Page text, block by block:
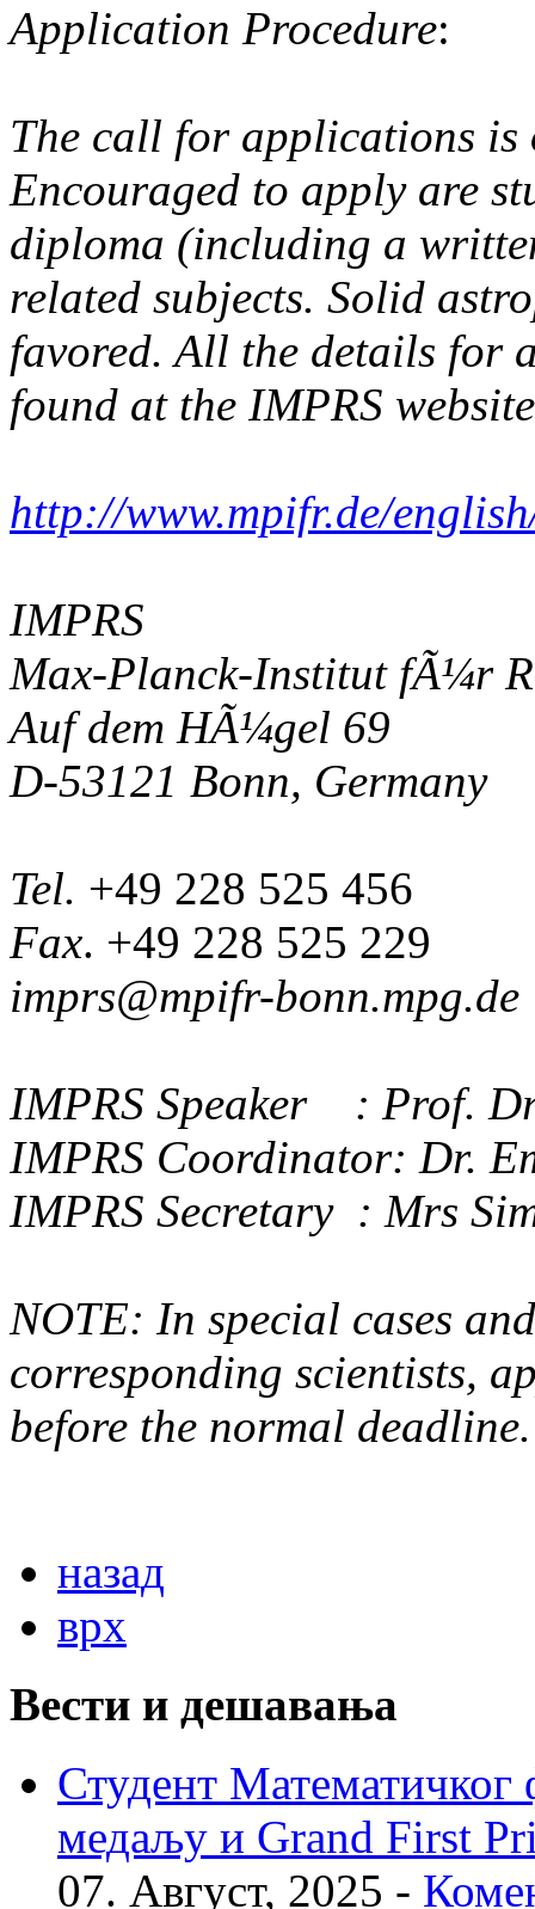
Application Procedure:
The call for applications is
Encouraged to apply are
diploma (including a
related subjects. Solid
favored. All the details for
found at the IMPRS
http://www.mpifr.de/
IMPRS
Max-Planck-Institut fÃ¼r
Auf dem HÃ¼gel 69
D-53121 Bonn, Germany
Tel. +49 228 525 456
Fax. +49 228 525 229
imprs@mpifr-bonn.mpg.de
IMPRS Speaker : Prof.
IMPRS Coordinator: Dr.
IMPRS Secretary : Mrs
NOTE: In special cases
corresponding scientists,
before the normal deadline.
назад
врх
Вести и дешавања
Студент Математичког
медаљу и Grand First
07. Август, 2025 -